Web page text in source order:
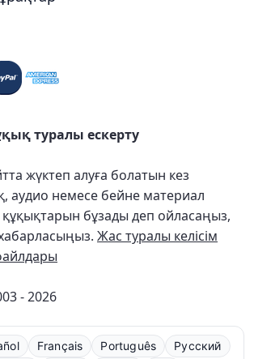
туралы ескерту
жүктеп алуға болатын кез
аудио немесе бейне материал
бұзады деп ойласаңыз,
Жас туралы келісім
- 2026
Français Português Русский